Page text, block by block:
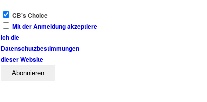
CB's Choice
Mit der Anmeldung akzeptiere
ich die
Datenschutzbestimmungen
dieser Website